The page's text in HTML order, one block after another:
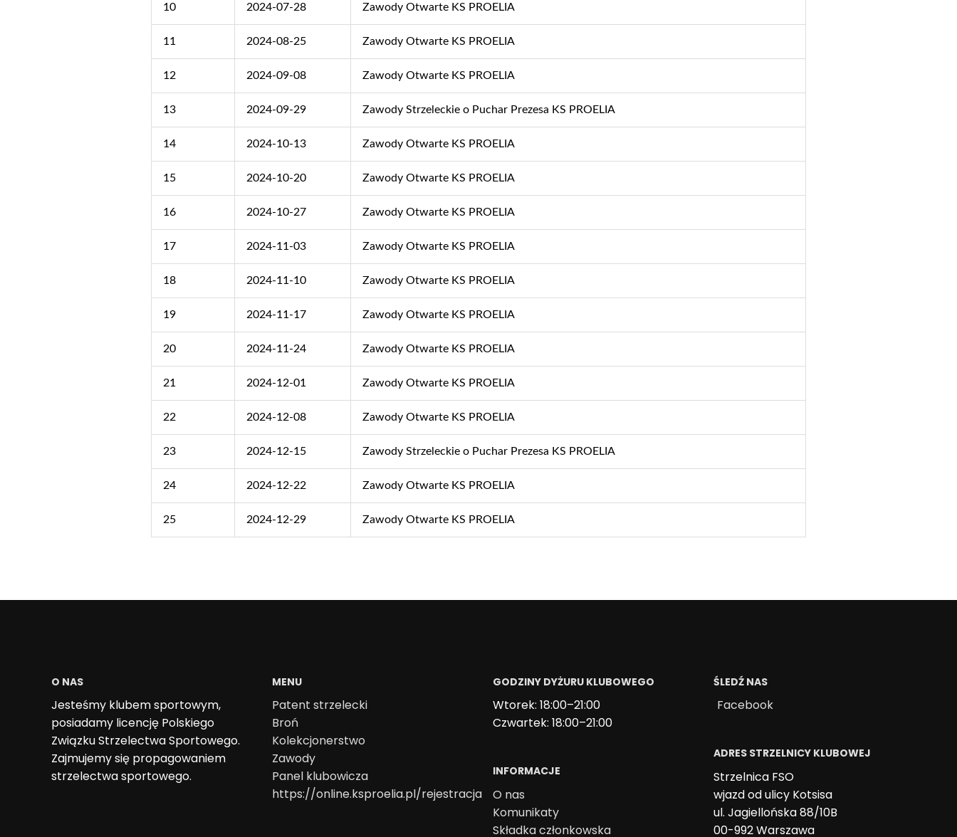
10 2024-07-28 Zawody Otwarte KS PROELIA
11 2024-08-25 Zawody Otwarte KS PROELIA
12 2024-09-08 Zawody Otwarte KS PROELIA
13 2024-09-29 Zawody Strzeleckie o Puchar Prezesa KS PROELIA
14 2024-10-13 Zawody Otwarte KS PROELIA
15 2024-10-20 Zawody Otwarte KS PROELIA
16 2024-10-27 Zawody Otwarte KS PROELIA
17 2024-11-03 Zawody Otwarte KS PROELIA
18 2024-11-10 Zawody Otwarte KS PROELIA
19 2024-11-17 Zawody Otwarte KS PROELIA
20 2024-11-24 Zawody Otwarte KS PROELIA
21 2024-12-01 Zawody Otwarte KS PROELIA
22 2024-12-08 Zawody Otwarte KS PROELIA
23 2024-12-15 Zawody Strzeleckie o Puchar Prezesa KS PROELIA
24 2024-12-22 Zawody Otwarte KS PROELIA
25 2024-12-29 Zawody Otwarte KS PROELIA
O NAS
Jesteśmy klubem sportowym,
posiadamy licencję Polskiego
Związku Strzelectwa Sportowego.
Zajmujemy się propagowaniem
strzelectwa sportowego.
MENU
Patent strzelecki
Broń
Kolekcjonerstwo
Zawody
Panel klubowicza
https://online.ksproelia.pl/rejestracja
GODZINY DYŻURU KLUBOWEGO
Wtorek: 18:00–21:00
Czwartek: 18:00–21:00
INFORMACJE
O nas
Komunikaty
Składka członkowska
ŚLEDŹ NAS
Facebook
ADRES STRZELNICY KLUBOWEJ
Strzelnica FSO
wjazd od ulicy Kotsisa
ul. Jagiellońska 88/10B
00-992 Warszawa